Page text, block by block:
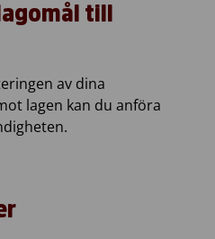
till
av dina
lagen kan du anföra